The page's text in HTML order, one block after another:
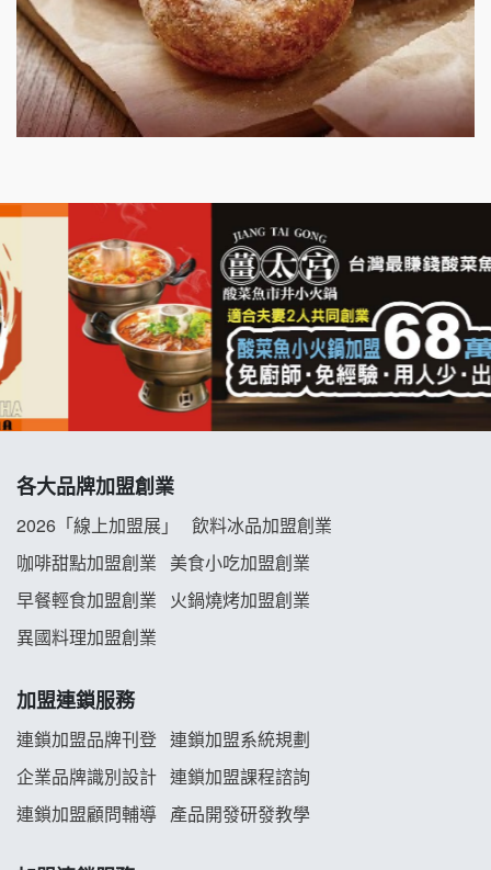
明石章魚燒加盟說明會
出櫃加盟說明會
千香漢堡加盟說明會
拉亞漢堡加盟說明會
杜芳子古味茶鋪加盟說明會
優握握×酸奶大獅加盟說明會
冬城門加盟說明會
阿性情趣無人販售所加盟明會
龍涎居好湯加盟說明會
舒油頭加盟說明會
韓金量加盟說明會
義氣豐發雞加盟說明會
各大品牌加盟創業
2026「線上加盟展」
飲料冰品加盟創業
咖啡甜點加盟創業
美食小吃加盟創業
早餐輕食加盟創業
火鍋燒烤加盟創業
異國料理加盟創業
加盟連鎖服務
連鎖加盟品牌刊登 連鎖加盟系統規劃
企業品牌識別設計 連鎖加盟課程諮詢
連鎖加盟顧問輔導 產品開發研發教學